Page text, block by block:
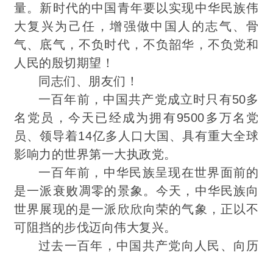
量。新时代的中国青年要以实现中华民族伟
大复兴为己任，增强做中国人的志气、骨
气、底气，不负时代，不负韶华，不负党和
人民的殷切期望！
同志们、朋友们！
一百年前，中国共产党成立时只有50多
名党员，今天已经成为拥有9500多万名党
员、领导着14亿多人口大国、具有重大全球
影响力的世界第一大执政党。
一百年前，中华民族呈现在世界面前的
是一派衰败凋零的景象。今天，中华民族向
世界展现的是一派欣欣向荣的气象，正以不
可阻挡的步伐迈向伟大复兴。
过去一百年，中国共产党向人民、向历